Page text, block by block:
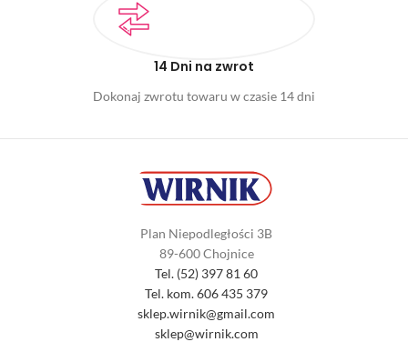
14 Dni na zwrot
Dokonaj zwrotu towaru w czasie 14 dni
Plan Niepodległości 3B
89-600 Chojnice
Tel. (52) 397 81 60
Tel. kom. 606 435 379
sklep.wirnik@gmail.com
sklep@wirnik.com